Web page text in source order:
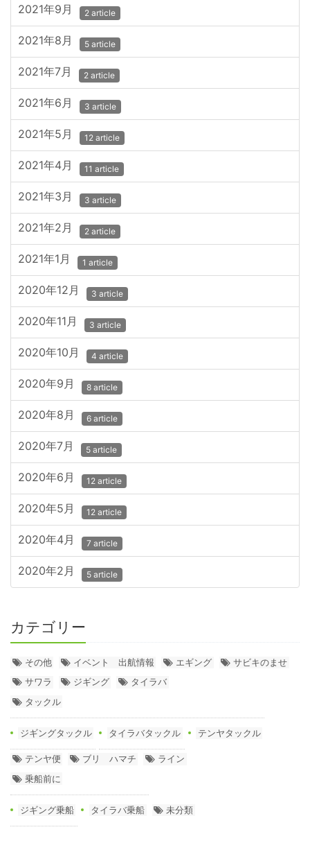
2021年9月 2 article
2021年8月 5 article
2021年7月 2 article
2021年6月 3 article
2021年5月 12 article
2021年4月 11 article
2021年3月 3 article
2021年2月 2 article
2021年1月 1 article
2020年12月 3 article
2020年11月 3 article
2020年10月 4 article
2020年9月 8 article
2020年8月 6 article
2020年7月 5 article
2020年6月 12 article
2020年5月 12 article
2020年4月 7 article
2020年2月 5 article
カテゴリー
その他 イベント 出航情報 エギング
サビキのませ
サワラ
ジギング
タイラバ
タックル
ジギングタックル タイラバタックル テンヤタックル
テンヤ便 ブリ ハマチ
ライン
乗船前に
ジギング乗船 タイラバ乗船 未分類